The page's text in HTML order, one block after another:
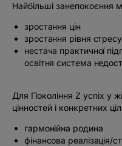
Найбільші занепокоєння
зростання цін
зростання рівня стресу
нестача практичної
освітня система
Для Покоління Z успіх у
цінностей і конкретних
гармонійна родина
фінансова реалізація/